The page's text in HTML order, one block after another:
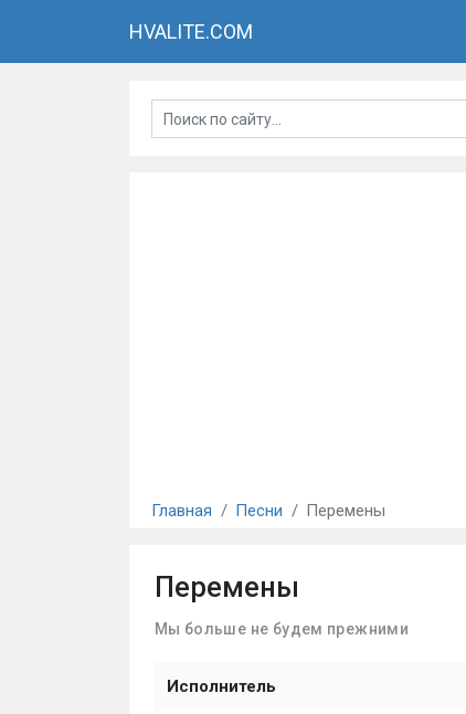
HVALITE.COM
Главная Песни Перемены
Перемены
Мы больше не будем прежними
Исполнитель